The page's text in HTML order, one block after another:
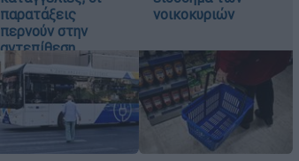
παρατάξεις
περνούν στην
αντεπίθεση
νοικοκυριών